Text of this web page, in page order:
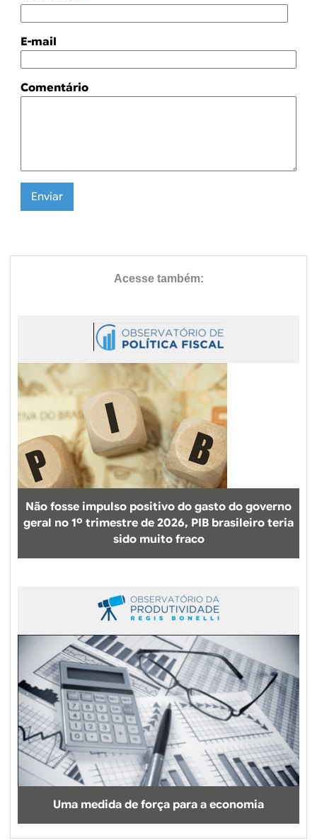
E-mail
Comentário
Não fosse impulso positivo do gasto do governo
geral no 1º trimestre de 2026, PIB brasileiro teria
sido muito fraco
Uma medida de força para a economia